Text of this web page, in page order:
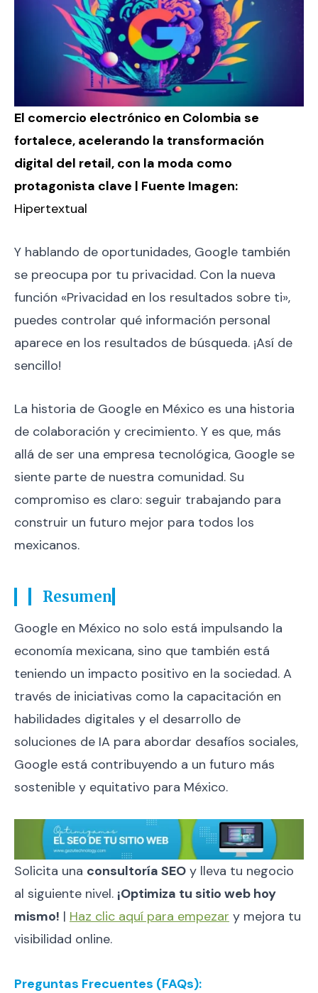
El comercio electrónico en Colombia se
fortalece, acelerando la transformación
digital del retail, con la moda como
protagonista clave | Fuente Imagen:
Hipertextual
Y hablando de oportunidades, Google también
se preocupa por tu privacidad. Con la nueva
función «Privacidad en los resultados sobre ti»,
puedes controlar qué información personal
aparece en los resultados de búsqueda. ¡Así de
sencillo!
La historia de Google en México es una historia
de colaboración y crecimiento. Y es que, más
allá de ser una empresa tecnológica, Google se
siente parte de nuestra comunidad. Su
compromiso es claro: seguir trabajando para
construir un futuro mejor para todos los
mexicanos.
Resumen
Google en México no solo está impulsando la
economía mexicana, sino que también está
teniendo un impacto positivo en la sociedad. A
través de iniciativas como la capacitación en
habilidades digitales y el desarrollo de
soluciones de IA para abordar desafíos sociales,
Google está contribuyendo a un futuro más
sostenible y equitativo para México.
Solicita una consultoría SEO y lleva tu negocio
al siguiente nivel. ¡Optimiza tu sitio web hoy
mismo! | Haz clic aquí para empezar y mejora tu
visibilidad online.
Preguntas Frecuentes (FAQs):